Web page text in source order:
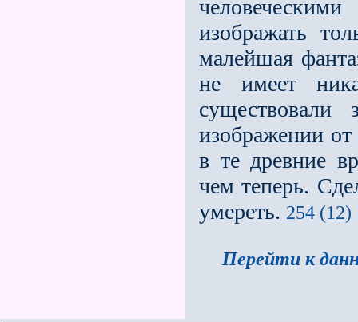
изображать
малейшая
не имеет
изображении
в те древние
чем теперь.
умереть. 254 (12)
Перейти к